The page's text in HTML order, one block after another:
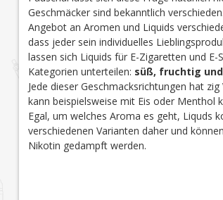
Geschmäcker sind bekanntlich
Angebot an Aromen und Liquids
dass jeder sein individuelles
lassen sich Liquids für E-Zigaretten und E-
Kategorien unterteilen: süß, fruchtig
Jede dieser Geschmacksrichtungen hat
kann beispielsweise mit Eis oder Menthol
Egal, um welches Aroma es geht, Liquds
verschiedenen Varianten daher und
Nikotin gedampft werden.